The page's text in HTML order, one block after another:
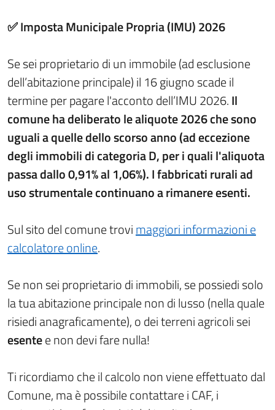
✅ Imposta Municipale Propria (IMU) 2026
Se sei proprietario di un immobile (ad esclusione
dell’abitazione principale) il 16 giugno scade il
termine per pagare l'acconto dell’IMU 2026.Il
comune ha deliberato le aliquote 2026 che sono
uguali a quelle dello scorso anno (ad eccezione
degli immobili di categoria D, per i quali l'aliquota
passa dallo 0,91% al 1,06%). I fabbricati rurali ad
uso strumentale continuano a rimanere esenti.
Sul sito del comune trovimaggiori informazioni e
calcolatore online.
Se non sei proprietario di immobili, se possiedi solo
la tua abitazione principale non di lusso (nella quale
risiedi anagraficamente), o dei terreni agricoli sei
esentee non devi fare nulla!
Ti ricordiamo che il calcolo non viene effettuato dal
Comune, ma è possibile contattare i CAF, i